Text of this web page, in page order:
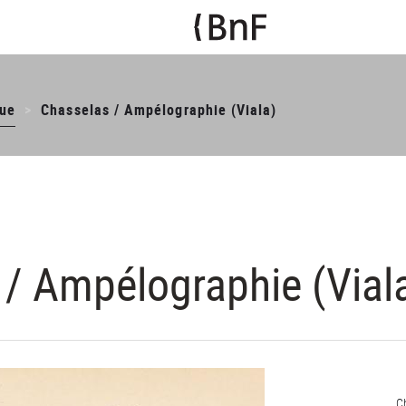
Chasselas / Ampélographie (Viala)
Ampélographie